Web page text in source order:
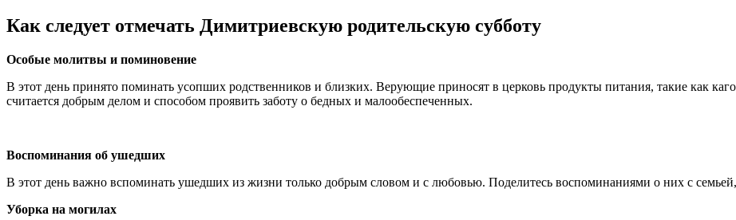
Как следует отмечать Димитриевскую родительскую субботу
Особые молитвы и поминовение
В этот день принято поминать усопших родственников и близких. Верующие приносят в церковь продукты питания, такие как
считается добрым делом и способом проявить заботу о бедных и малообеспеченных.
Воспоминания об ушедших
В этот день важно вспоминать ушедших из жизни только добрым словом и с любовью. Поделитесь воспоминаниями о них с
Уборка на могилах